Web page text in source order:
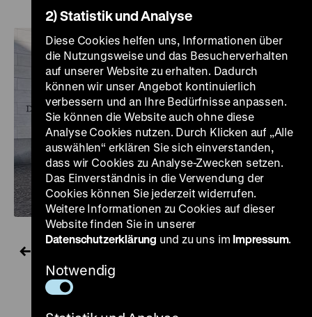
2) Statistik und Analyse
Diese Cookies helfen uns, Informationen über
die Nutzungsweise und das Besucherverhalten
auf unserer Website zu erhalten. Dadurch
können wir unser Angebot kontinuierlich
verbessern und an Ihre Bedürfnisse anpassen.
Sie können die Website auch ohne diese
Analyse Cookies nutzen. Durch Klicken auf „Alle
auswählen“ erklären Sie sich einverstanden,
dass wir Cookies zu Analyse-Zwecken setzen.
Das Einverständnis in die Verwendung der
Cookies können Sie jederzeit widerrufen.
Weitere Informationen zu Cookies auf dieser
Website finden Sie in unserer
Datenschutzerklärung und zu uns im Impressum.
Notwendig